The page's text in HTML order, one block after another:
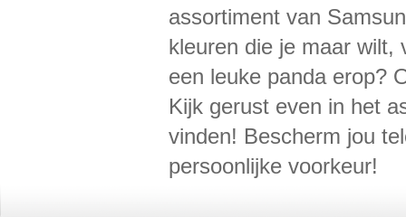
assortiment van
kleuren die je maar wilt,
een leuke panda erop?
Kijk gerust even in het
vinden! Bescherm jou
persoonlijke voorkeur!